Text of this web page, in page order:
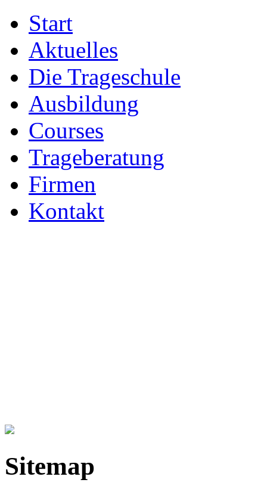
Start
Aktuelles
Die Trageschule
Ausbildung
Courses
Trageberatung
Firmen
Kontakt
Sitemap